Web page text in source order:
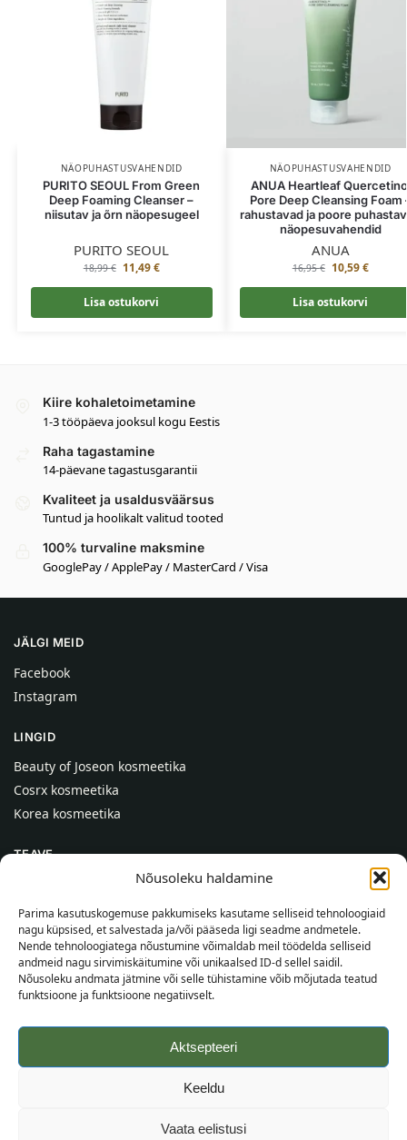
Nõusoleku haldamine
Parima kasutuskogemuse pakkumiseks kasutame selliseid tehnoloogiaid
nagu küpsised, et salvestada ja/või pääseda ligi seadme andmetele.
Nende tehnoloogiatega nõustumine võimaldab meil töödelda selliseid
andmeid nagu sirvimiskäitumine või unikaalsed ID-d sellel saidil.
Nõusoleku andmata jätmine või selle tühistamine võib mõjutada teatud
funktsioone ja funktsioone negatiivselt.
Aktsepteeri
Keeldu
Vaata eelistusi
NÄOPUHASTUSVAHENDID
PURITO SEOUL From Green
Deep Foaming Cleanser –
niisutav ja õrn näopesugeel
PURITO SEOUL
18,99€ 11,49€
Lisa ostukorvi
NÄOPUHASTUSVAHENDID
ANUA Heartleaf
Pore Deep Cleansing Foam
rahustavad ja poore
näopesuvahendid
ANUA
16,95€ 10,59€
Lisa ostukorvi
Kiire kohaletoimetamine
1-3 tööpäeva jooksul kogu Eestis
Raha tagastamine
14-päevane tagastusgarantii
Kvaliteet ja usaldusväärsus
Tuntud ja hoolikalt valitud tooted
100% turvaline maksmine
GooglePay / ApplePay / MasterCard / Visa
JÄLGI MEID
Facebook
Instagram
LINGID
Beauty of Joseon kosmeetika
Cosrx kosmeetika
Korea kosmeetika
TEAVE
Kontaktid
Abi
TEAVE OSTJALE
Tarnetingimused
Tingimused
Veebikaart